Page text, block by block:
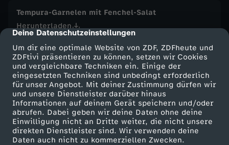
cmp-dialog-description
Deine Datenschutzeinstellungen
Um dir eine optimale Website von ZDF, ZDFheute und
ZDFtivi präsentieren zu können, setzen wir Cookies
und vergleichbare Techniken ein. Einige der
eingesetzten Techniken sind unbedingt erforderlich
für unser Angebot. Mit deiner Zustimmung dürfen wir
und unsere Dienstleister darüber hinaus
Informationen auf deinem Gerät speichern und/oder
abrufen. Dabei geben wir deine Daten ohne deine
Einwilligung nicht an Dritte weiter, die nicht unsere
direkten Dienstleister sind. Wir verwenden deine
Daten auch nicht zu kommerziellen Zwecken.
Tempura-Garnelen mit Fenchel-Salat
Herunterladen
87 KB (PDF)
Briouats mit Hähnchenfüllung
Herunterladen
16 KB (PDF)
Grünkohl-Gemüsesuppe mit Grünkohlchips
Herunterladen
63 KB (PDF)